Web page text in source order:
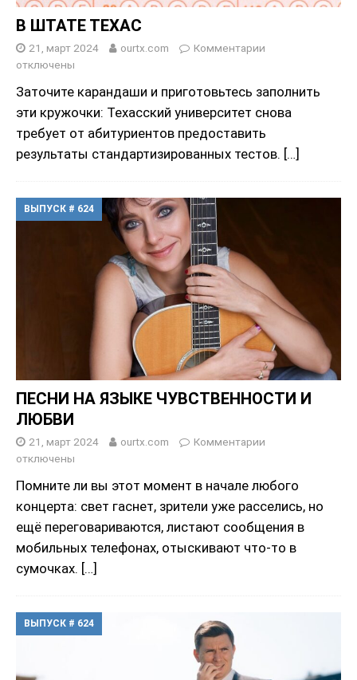
В ШТАТЕ ТЕХАС
21, март 2024 ourtx.com
Комментарии
отключены
Заточите карандаши и приготовьтесь заполнить
эти кружочки: Техасский университет снова
требует от абитуриентов предоставить
результаты стандартизированных тестов. […]
ВЫПУСК # 624
ПЕСНИ НА ЯЗЫКЕ ЧУВСТВЕННОСТИ И
ЛЮБВИ
21, март 2024 ourtx.com
Комментарии
отключены
Помните ли вы этот момент в начале любого
концерта: свет гаснет, зрители уже расселись, но
ещё переговариваются, листают сообщения в
мобильных телефонах, отыскивают что-то в
сумочках. […]
ВЫПУСК # 624